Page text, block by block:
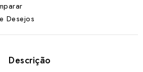
Desejos
Descrição